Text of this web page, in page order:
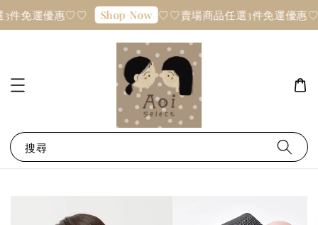
件免運優惠♡♡ Shop Now ♡♡賣場商品任選3件免運優惠
搜尋